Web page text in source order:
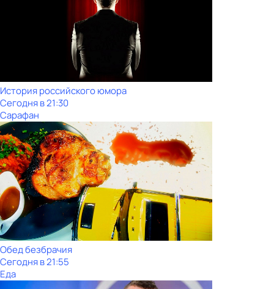
История российского юмора
Сегодня в 21:30
Сарафан
Обед безбрачия
Сегодня в 21:55
Еда